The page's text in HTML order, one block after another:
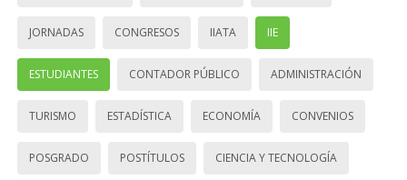
JORNADAS CONGRESOS IIATA IIE
ESTUDIANTES CONTADOR PÚBLICO ADMINISTRACIÓN
TURISMO ESTADÍSTICA ECONOMÍA CONVENIOS
POSGRADO POSTÍTULOS CIENCIA Y TECNOLOGÍA